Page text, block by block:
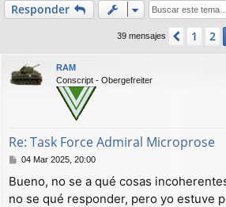
s
Responder
39 mensajes 1 2
RAM
Conscript - Obergefreiter
Re: Task Force Admiral Microprose
M
n
s
04 Mar 2025, 20:00
Bueno, no se a qué cosas
no se qué responder, pero yo estuve